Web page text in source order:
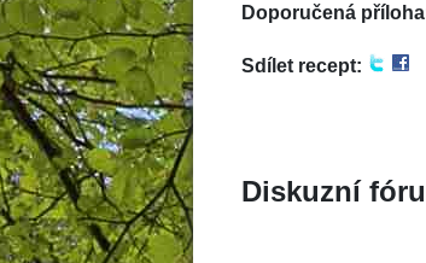
Doporučená
Sdílet recept:
Diskuzní